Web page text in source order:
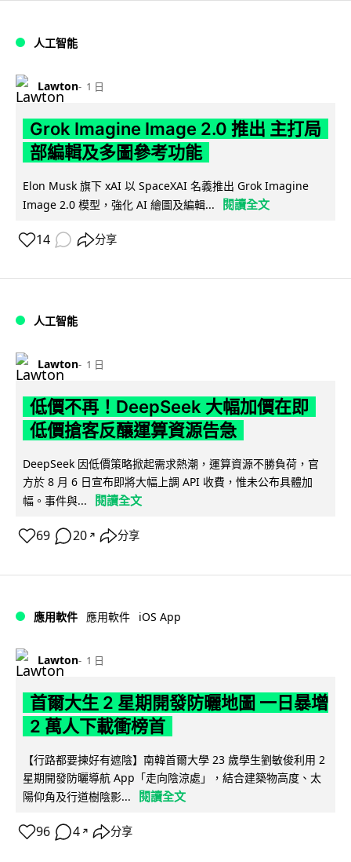
人工智能
Lawton 1 日
Grok Imagine Image 2.0 推出 主打局
部編輯及多圖參考功能
Elon Musk 旗下 xAI 以 SpaceXAI 名義推出 Grok Imagine
Image 2.0 模型，強化 AI 繪圖及編輯...
閱讀全文
14 分享
人工智能
Lawton 1 日
低價不再！DeepSeek 大幅加價在即
低價搶客反釀運算資源告急
DeepSeek 因低價策略掀起需求熱潮，運算資源不勝負荷，官
方於 8 月 6 日宣布即將大幅上調 API 收費，惟未公布具體加
幅。事件與...
閱讀全文
69 20 ↗ 分享
應用軟件 應用軟件 iOS App
Lawton 1 日
首爾大生 2 星期開發防曬地圖 一日暴增
2 萬人下載衝榜首
【行路都要揀好有遮陰】南韓首爾大學 23 歲學生劉敏俊利用 2
星期開發防曬導航 App「走向陰涼處」，結合建築物高度、太
陽仰角及行道樹陰影...
閱讀全文
96 4 ↗ 分享